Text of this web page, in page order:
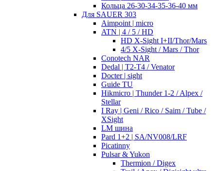
Кольца 26-30-34-35-36-40 мм
Для SAUER 303
Aimpoint | micro
ATN | 4 / 5 / HD
HD X-Sight I+II/Thor/Mars
4/5 X-Sight / Mars / Thor
Conotech NAR
Dedal | T2-T4 / Venator
Docter | sight
Guide TU
Hikmicro | Thunder 1-2 / Alpex /
Stellar
I Ray | Geni / Rico / Saim / Tube /
XSight
LM шина
Pard 1+2 | SA/NV008/LRF
Picatinny
Pulsar & Yukon
Thermion / Digex